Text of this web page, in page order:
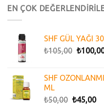
EN ÇOK
SHF GÜL YAĞI
₺105,00 ₺
SHF
ML
₺50,00 ₺45,00